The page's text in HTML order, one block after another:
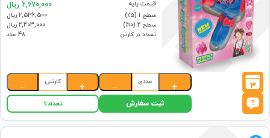
قیمت پایه
2,670,000 ریال
سطح 1 (۵٪)
2,536,500 ریال
سطح 2 (۱۰٪)
2,403,000 ریال
تعداد در کارتن
48 عدد
3
+
عددی
−
+
کارتنی
−
ثبت سفارش تعداد:1